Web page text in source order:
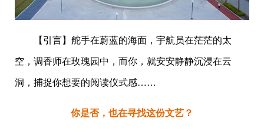
【引言】舵手在蔚蓝的海面，宇航员在茫茫的太
空，调香师在玫瑰园中，而你，就安安静静沉浸在云
洞，捕捉你想要的阅读仪式感……
你是否，也在寻找这份文艺？